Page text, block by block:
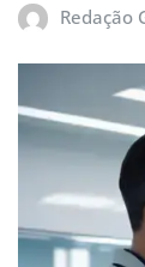
Redação